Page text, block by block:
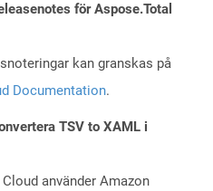
för Aspose.Total
kan granskas på
Documentation.
TSV to XAML i
använder Amazon